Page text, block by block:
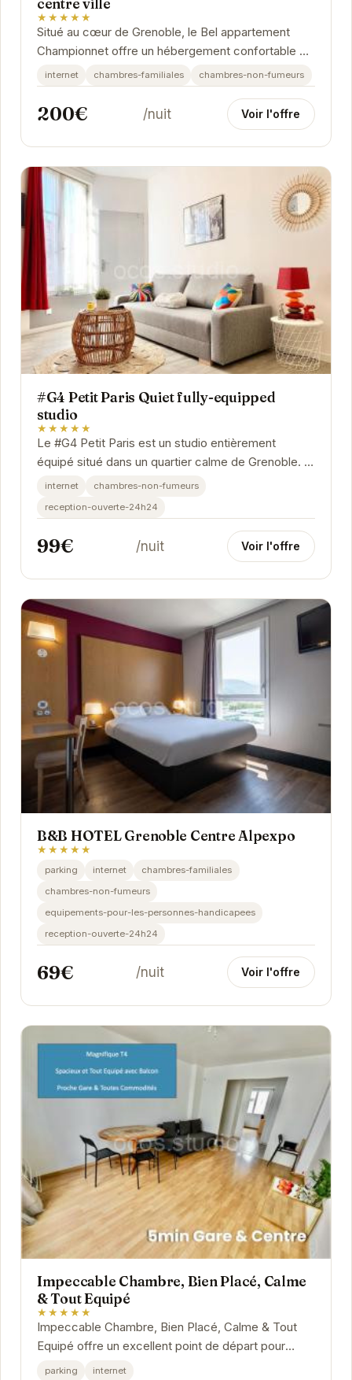
centre ville
★★★★★
Situé au cœur de Grenoble, le Bel appartement
Championnet offre un hébergement confortable et
moderne. Idéal pour les familles et les groupes...
internet chambres-familiales chambres-non-fumeurs
200€ /nuit Voir l'offre
#G4 Petit Paris Quiet fully-equipped
studio
★★★★★
Le #G4 Petit Paris est un studio entièrement
équipé situé dans un quartier calme de Grenoble. Il
offre un espace de vie confortable et...
internet
chambres-non-fumeurs
reception-ouverte-24h24
99€ /nuit Voir l'offre
B&B HOTEL Grenoble Centre Alpexpo
★★★★★
parking internet
chambres-familiales
chambres-non-fumeurs
equipements-pour-les-personnes-handicapees
reception-ouverte-24h24
69€ /nuit Voir l'offre
Impeccable Chambre, Bien Placé, Calme
& Tout Equipé
★★★★★
Impeccable Chambre, Bien Placé, Calme & Tout
Equipé offre un excellent point de départ pour
explorer Grenoble. Son emplacement stratégique
parking internet